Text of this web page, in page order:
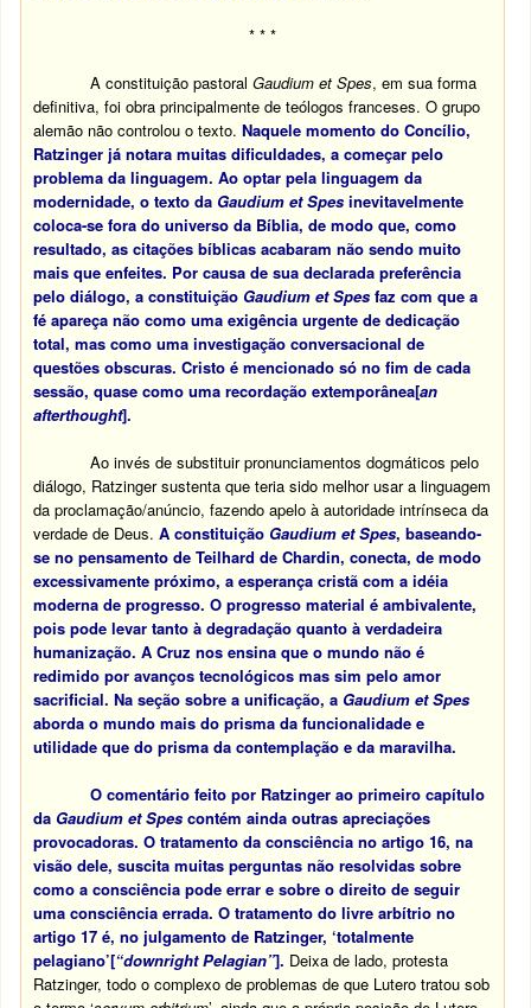
* * *
A constituição pastoral Gaudium et Spes, em sua forma
definitiva, foi obra principalmente de teólogos franceses. O grupo
alemão não controlou o texto.Naquele momento do Concílio,
Ratzinger já notara muitas dificuldades, a começar pelo
problema da linguagem. Ao optar pela linguagem da
modernidade, o texto da Gaudium et Spes inevitavelmente
coloca-se fora do universo da Bíblia, de modo que, como
resultado, as citações bíblicas acabaram não sendo muito
mais que enfeites. Por causa de sua declarada preferência
pelo diálogo, a constituição Gaudium et Spesfaz com que a
fé apareça não como uma exigência urgente de dedicação
total, mas como uma investigação conversacional de
questões obscuras. Cristo é mencionado só no fim de cada
sessão, quase como uma recordação extemporânea[an
afterthought].
Ao invés de substituir pronunciamentos dogmáticos pelo
diálogo, Ratzinger sustenta que teria sido melhor usar a linguagem
da proclamação/anúncio, fazendo apelo à autoridade intrínseca da
verdade de Deus.A constituição Gaudium et Spes, baseando-
se no pensamento de Teilhard de Chardin, conecta, de modo
excessivamente próximo, a esperança cristã com a idéia
moderna de progresso. O progresso material é ambivalente,
pois pode levar tanto à degradação quanto à verdadeira
humanização. A Cruz nos ensina que o mundo não é
redimido por avanços tecnológicos mas sim pelo amor
sacrificial. Na seção sobre a unificação, a Gaudium et Spes
aborda o mundo mais do prisma da funcionalidade e
utilidade que do prisma da contemplação e da maravilha.
O comentário feito por Ratzinger ao primeiro capítulo
da Gaudium et Spescontém ainda outras apreciações
provocadoras. O tratamento da consciência no artigo 16, na
visão dele, suscita muitas perguntas não resolvidas sobre
como a consciência pode errar e sobre o direito de seguir
uma consciência errada. O tratamento do livre arbítrio no
artigo 17 é, no julgamento de Ratzinger, ‘totalmente
pelagiano’[“downright Pelagian”]. Deixa de lado, protesta
Ratzinger, todo o complexo de problemas de que Lutero tratou sob